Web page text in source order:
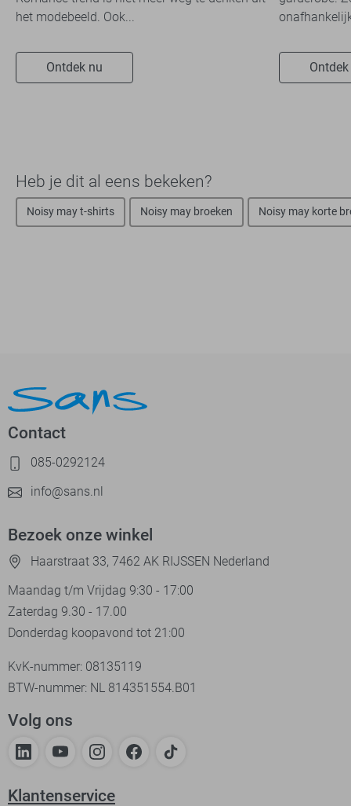
het modebeeld. Ook...
Ontdek nu
Heb je dit al eens bekeken?
Noisy may t-shirts Noisy may broeken Noisy may korte
Contact
085-0292124
info@sans.nl
Bezoek onze winkel
Haarstraat 33, 7462 AK RIJSSEN Nederland
Maandag t/m Vrijdag 9:30 - 17:00
Zaterdag 9.30 - 17.00
Donderdag koopavond tot 21:00
KvK-nummer: 08135119
BTW-nummer: NL 814351554.B01
Volg ons
Klantenservice